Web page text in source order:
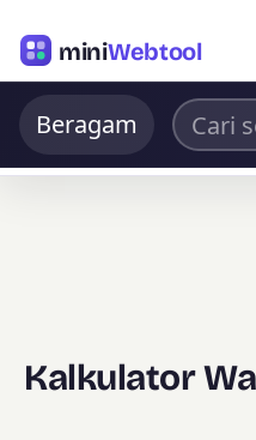
miniWebtool
Beragam
Kalkulator